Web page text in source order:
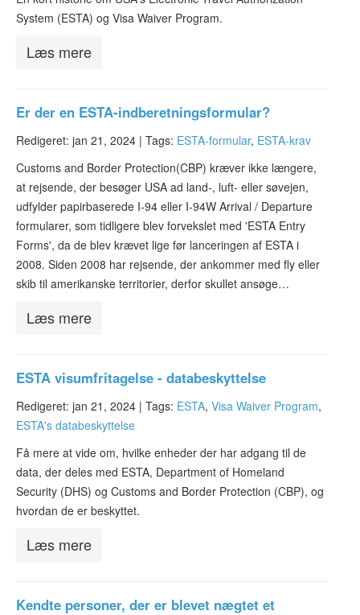
System (ESTA) og Visa Waiver Program.
Læs mere
Er der en ESTA-indberetningsformular?
Redigeret: jan 21, 2024 | Tags: ESTA-formular, ESTA-krav
Customs and Border Protection(CBP) kræver ikke længere,
at rejsende, der besøger USA ad land-, luft- eller søvejen,
udfylder papirbaserede I-94 eller I-94W Arrival / Departure
formularer, som tidligere blev forvekslet med 'ESTA Entry
Forms', da de blev krævet lige før lanceringen af ESTA i
2008. Siden 2008 har rejsende, der ankommer med fly eller
skib til amerikanske territorier, derfor skullet ansøge…
Læs mere
ESTA visumfritagelse - databeskyttelse
Redigeret: jan 21, 2024 | Tags: ESTA, Visa Waiver Program,
ESTA's databeskyttelse
Få mere at vide om, hvilke enheder der har adgang til de
data, der deles med ESTA, Department of Homeland
Security (DHS) og Customs and Border Protection (CBP), og
hvordan de er beskyttet.
Læs mere
Kendte personer, der er blevet nægtet et